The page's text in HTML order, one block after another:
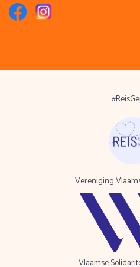
Vereniging
Vlaamse